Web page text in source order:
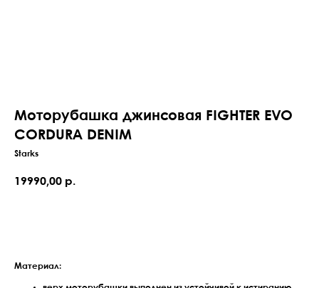
Моторубашка джинсовая FIGHTER EVO
CORDURA DENIM
Starks
19990,00 р.
Материал: